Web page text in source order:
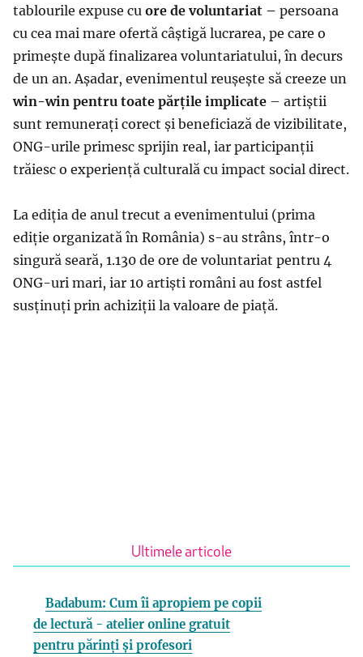
tablourile expuse cu ore de voluntariat – persoana
cu cea mai mare ofertă câștigă lucrarea, pe care o
primește după finalizarea voluntariatului, în decurs
de un an. Așadar, evenimentul reușește să creeze un
win-win pentru toate părțile implicate – artiștii
sunt remunerați corect și beneficiază de vizibilitate,
ONG-urile primesc sprijin real, iar participanții
trăiesc o experiență culturală cu impact social direct.
La ediția de anul trecut a evenimentului (prima
ediție organizată în România) s-au strâns, într-o
singură seară, 1.130 de ore de voluntariat pentru 4
ONG-uri mari, iar 10 artiști români au fost astfel
susținuți prin achiziții la valoare de piață.
Ultimele articole
Badabum: Cum îi apropiem pe copii
de lectură - atelier online gratuit
pentru părinți și profesori